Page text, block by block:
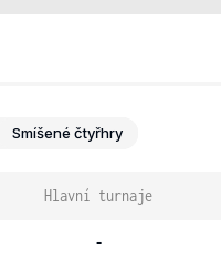
Smíšené čtyřhry
Hlavní turnaje
-